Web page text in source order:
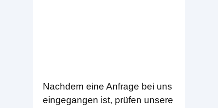
Nachdem eine Anfrage bei uns
eingegangen ist, prüfen unsere